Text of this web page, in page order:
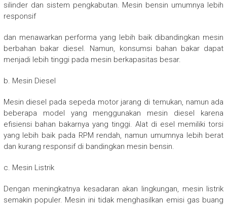
silinder dan sistem pengkabutan. Mesin bensin umumnya lebih
responsif
dan menawarkan performa yang lebih baik dibandingkan mesin
berbahan bakar diesel. Namun, konsumsi bahan bakar dapat
menjadi lebih tinggi pada mesin berkapasitas besar.
b. Mesin Diesel
Mesin diesel pada sepeda motor jarang di temukan, namun ada
beberapa model yang menggunakan mesin diesel karena
efisiensi bahan bakarnya yang tinggi. Alat di esel memiliki torsi
yang lebih baik pada RPM rendah, namun umumnya lebih berat
dan kurang responsif di bandingkan mesin bensin.
c. Mesin Listrik
Dengan meningkatnya kesadaran akan lingkungan, mesin listrik
semakin populer. Mesin ini tidak menghasilkan emisi gas buang